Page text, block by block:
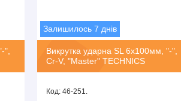
",
Залишилось 7 днів
Викрутка ударна SL 6х100мм, "-",
Cr-V, "Master" TECHNICS
46-251.